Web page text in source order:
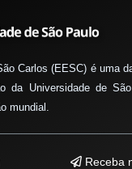
Carlos (EESC) é uma
da Universidade de
mundial.
Receba